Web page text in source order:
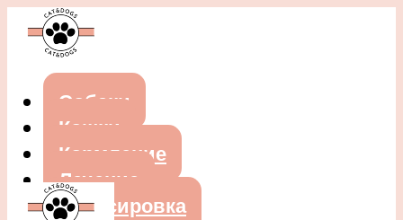
Собаки
Кошки
Кормление
Лечение
Дрессировка